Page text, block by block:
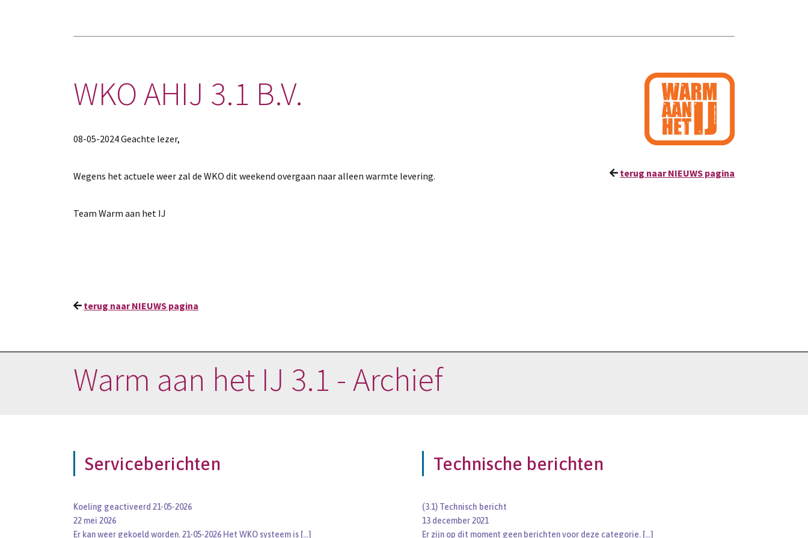
WKO AHIJ 3.1 B.V.
08-05-2024 Geachte lezer,
Wegens het actuele weer zal de WKO dit weekend overgaan naar alleen warmte levering.
Team Warm aan het IJ
terug naar NIEUWS pagina
terug naar NIEUWS pagina
Warm aan het IJ 3.1 - Archief
Serviceberichten
Koeling geactiveerd 21-05-2026
22 mei 2026
Er kan weer gekoeld worden. 21-05-2026 Het WKO systeem is […]
Technische berichten
(3.1) Technisch bericht
13 december 2021
Er zijn op dit moment geen berichten voor deze categorie. […]